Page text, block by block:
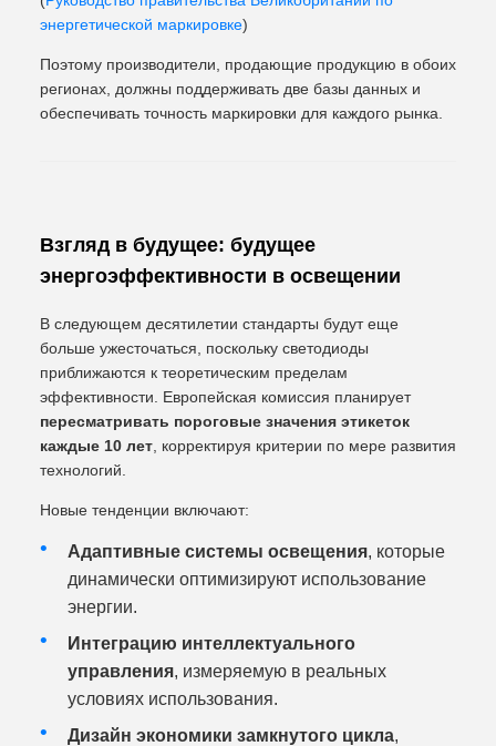
энергетической маркировке)
Поэтому производители, продающие продукцию в обоих
регионах, должны поддерживать две базы данных и
обеспечивать точность маркировки для каждого рынка.
Взгляд в будущее: будущее
энергоэффективности в освещении
В следующем десятилетии стандарты будут еще
больше ужесточаться, поскольку светодиоды
приближаются к теоретическим пределам
эффективности. Европейская комиссия планирует
пересматривать пороговые значения этикеток
каждые 10 лет , корректируя критерии по мере развития
технологий.
Новые тенденции включают:
Адаптивные системы освещения, которые
динамически оптимизируют использование
энергии.
Интеграцию интеллектуального
управления, измеряемую в реальных
условиях использования.
Дизайн экономики замкнутого цикла,